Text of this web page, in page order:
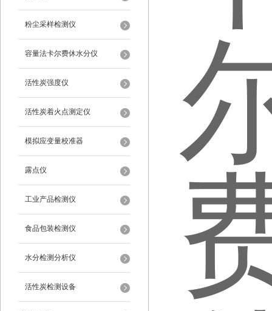
粉尘采样检测仪
容量法卡尔费休水分仪
活性炭强度仪
活性炭着火点测定仪
模拟应变量校准器
露点仪
工业产品检测仪
食品包装检测仪
水分检测分析仪
活性炭检测设备